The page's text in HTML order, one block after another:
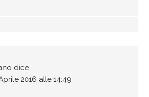
dice
2016 alle 14:49